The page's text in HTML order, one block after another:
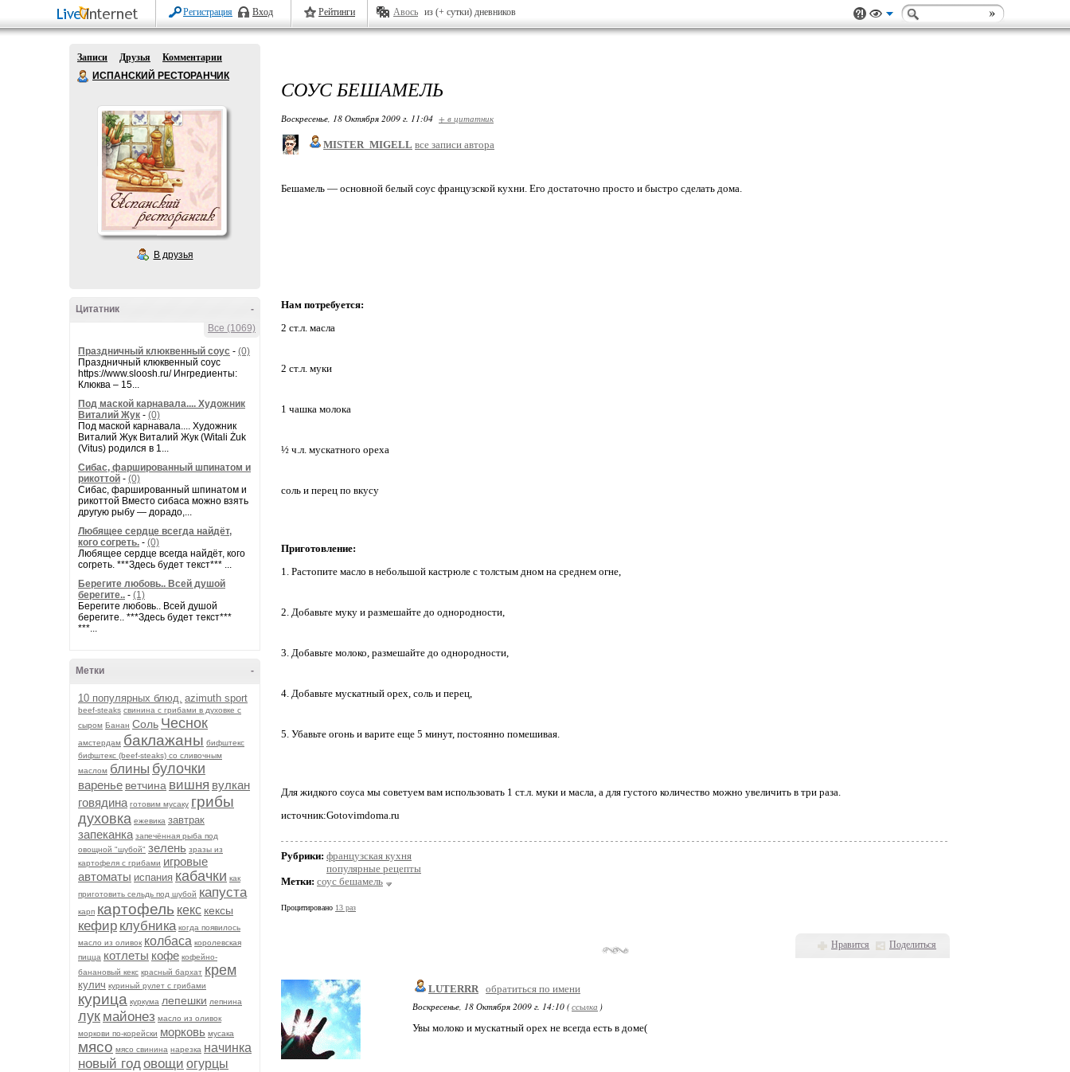
Регистрация Вход Рейтинги Авось из (+ сутки) дневников
Записи Друзья
Комментарии
ИСПАНСКИЙ РЕСТОРАНЧИК
В друзья
-
Цитатник
Все (1069)
Праздничный клюквенный соус - (0)
Праздничный клюквенный соус
https://www.sloosh.ru/ Ингредиенты:
Клюква – 15...
Под маской карнавала.... Художник
Виталий Жук - (0)
Под маской карнавала.... Художник
Виталий Жук Виталий Жук (Witali Żuk
(Vitus) родился в 1...
Сибас, фаршированный шпинатом и
рикоттой - (0)
Сибас, фаршированный шпинатом и
рикоттой Вместо сибаса можно взять
другую рыбу — дорадо,...
Любящее сердце всегда найдёт,
кого согреть. - (0)
Любящее сердце всегда найдёт, кого
согреть. ***Здесь будет текст*** ...
Берегите любовь.. Всей душой
берегите.. - (1)
Берегите любовь.. Всей душой
берегите.. ***Здесь будет текст***
***...
-
Метки
10 популярных блюд. azimuth sport
beef-stеаks cвинина с грибами в духовке с
сыром Банан Соль Чеснок
амстердам баклажаны бифштекс
бифштекс (beef-stеаks) со сливочным
маслом блины булочки
варенье ветчина вишня вулкан
говядина готовим мусаку грибы
духовка ежевика завтрак
запеканка запечённая рыба под
овощной "шубой" зелень зразы из
картофеля с грибами игровые
автоматы испания кабачки как
приготовить сельдь под шубой капуста
карп картофель кекс кексы
кефир клубника когда появилось
масло из оливок колбаса королевская
пицца котлеты кофе кофейно-
банановый кекс красный бархат крем
кулич куриный рулет с грибами
курица куркума лепешки лепнина
лук майонез масло из оливок
моркови по-корейски морковь мусака
мясо мясо свинина нарезка начинка
новый годовощи огурцы
СОУС БЕШАМЕЛЬ
Воскресенье, 18 Октября 2009 г. 11:04 + в цитатник
MISTER_MIGELL все записи автора
Бешамель — основной белый соус французской кухни. Его достаточно просто и быстро сделать дома.
Нам потребуется:
2 ст.л. масла
2 ст.л. муки
1 чашка молока
½ ч.л. мускатного ореха
соль и перец по вкусу
Приготовление:
1. Растопите масло в небольшой кастрюле с толстым дном на среднем огне,
2. Добавьте муку и размешайте до однородности,
3. Добавьте молоко, размешайте до однородности,
4. Добавьте мускатный орех, соль и перец,
5. Убавьте огонь и варите еще 5 минут, постоянно помешивая.
Для жидкого соуса мы советуем вам использовать 1 ст.л. муки и масла, а для густого количество можно увеличить в три раза.
источник:Gotovimdoma.ru
Рубрики: французская кухня
популярные рецепты
Метки: соус бешамель
Процитировано 13 раз
Нравится Поделиться
LUTERRR обратиться по имени
Воскресенье, 18 Октября 2009 г. 14:10 (ссылка )
Увы молоко и мускатный орех не всегда есть в доме(